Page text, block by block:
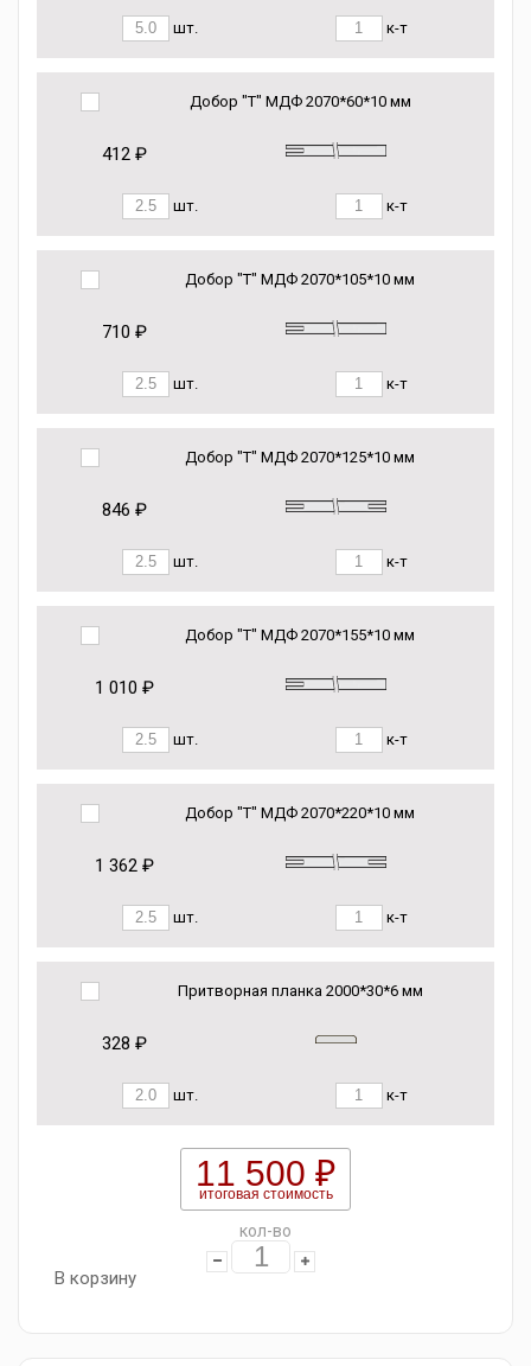
шт. к-т
Добор "Т" МДФ 2070*60*10 мм
412 ₽
шт. к-т
Добор "Т" МДФ 2070*105*10 мм
710 ₽
шт. к-т
Добор "Т" МДФ 2070*125*10 мм
846 ₽
шт. к-т
Добор "Т" МДФ 2070*155*10 мм
1 010 ₽
шт. к-т
Добор "Т" МДФ 2070*220*10 мм
1 362 ₽
шт. к-т
Притворная планка 2000*30*6 мм
328 ₽
шт. к-т
11 500 ₽
итоговая стоимость
кол-во
В корзину